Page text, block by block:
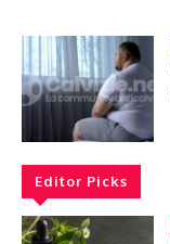
Editor Picks